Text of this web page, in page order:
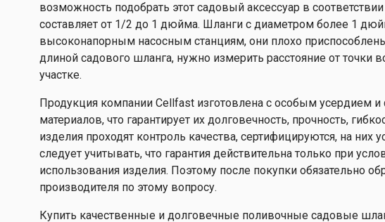
возможность подобрать этот садовый аксессуар в
составляет от 1/2 до 1 дюйма. Шланги с диаметром более 1
высоконапорным насосным станциям, они плохо
длиной садового шланга, нужно измерить расстояние от точки
участке.
Продукция компании Cellfast изготовлена с особым усердием
материалов, что гарантирует их долговечность, прочность,
изделия проходят контроль качества, сертифицируются, на них
следует учитывать, что гарантия действительна только при
использования изделия. Поэтому после покупки обязательно
производителя по этому вопросу.
Купить качественные и долговечные поливочные садовые